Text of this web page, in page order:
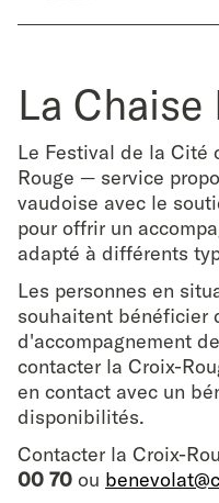
La Chaise
Le Festival de la Cité
Rouge — service
vaudoise avec le
pour offrir un
adapté à différents
Les personnes en
souhaitent bénéficier
d'accompagnement
contacter la Croix-
en contact avec un
disponibilités.
Contacter la Croix-
00 70 ou